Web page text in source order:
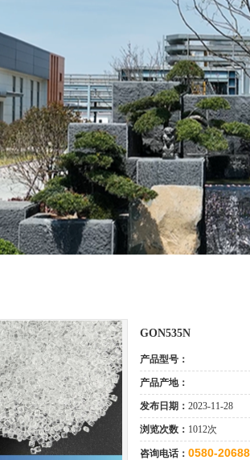
GON535N
产品型号：
产品产地：
发布日期： 2023-11-28
浏览次数： 1012次
咨询电话： 0580-